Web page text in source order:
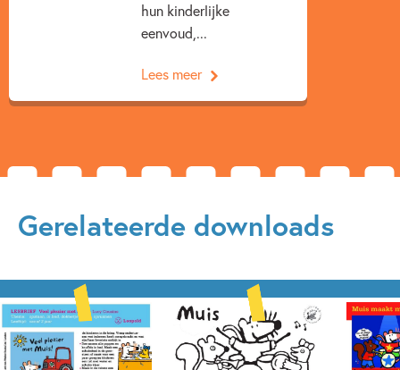
hun kinderlijke
eenvoud,...
Lees meer
Gerelateerde downloads